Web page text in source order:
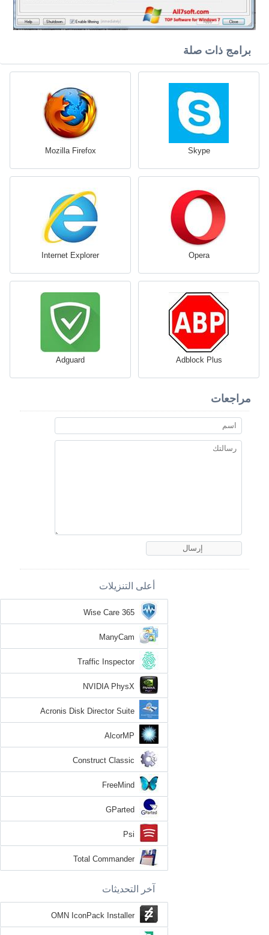
برامج ذات صلة
Skype
Mozilla Firefox
Opera
Internet Explorer
Adblock Plus
Adguard
مراجعات
أعلى التنزيلات
Wise Care 365
ManyCam
Traffic Inspector
NVIDIA PhysX
Acronis Disk Director Suite
AlcorMP
Construct Classic
FreeMind
GParted
Psi
Total Commander
آخر التحديثات
OMN IconPack Installer